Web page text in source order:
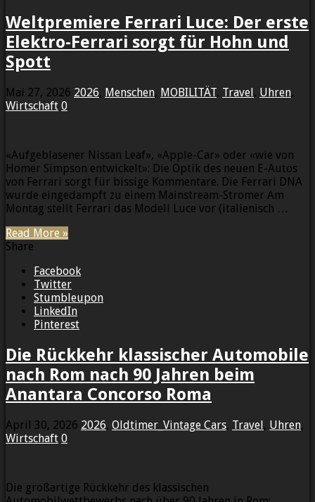
Weltpremiere Ferrari Luce: Der erste
Elektro-Ferrari sorgt für Hohn und
Spott
Mai 27, 2026 2026, Menschen, MOBILITÄT, Travel , Uhren,
Wirtschaft 0
«Aufgeblasener Nissan Leaf», «Apple-Car» oder «wie von
Homer Simpson entwickelt»: Die Optik des neuen E-Autos
von Ferrari sorgt für bissige Kommentare. Die Ferrari DNA
wurde eingedampft zu einem Mainstream-Stromer Am
Montag stellt Ferrari das Modell Luce vor (italienisch …
Read More »
Share
Facebook
Twitter
Stumbleupon
LinkedIn
Pinterest
Die Rückkehr klassischer Automobile
nach Rom nach 90 Jahren beim
Anantara Concorso Roma
April 30, 2026 2026, Oldtimer_Vintage Cars, Travel, Uhren,
Wirtschaft 0
Die großartige Rückkehr des klassischen